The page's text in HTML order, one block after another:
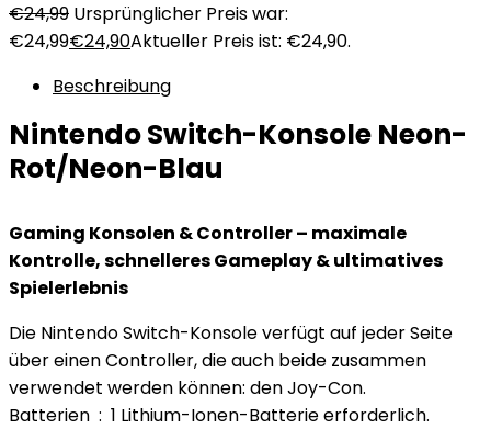
€24,99 Ursprünglicher Preis war:
€24,99€24,90Aktueller Preis ist: €24,90.
Beschreibung
Nintendo Switch-Konsole Neon-
Rot/Neon-Blau
Gaming Konsolen & Controller – maximale
Kontrolle, schnelleres Gameplay & ultimatives
Spielerlebnis
Die Nintendo Switch-Konsole verfügt auf jeder Seite
über einen Controller, die auch beide zusammen
verwendet werden können: den Joy-Con.
Batterien ‏ : ‎ 1 Lithium-Ionen-Batterie erforderlich.